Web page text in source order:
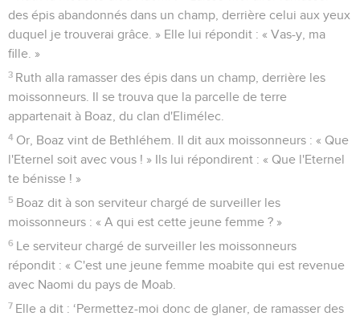
des épis abandonnés dans un champ, derrière celui aux yeux
duquel je trouverai grâce. » Elle lui répondit : « Vas-y, ma
fille. »
3 Ruth alla ramasser des épis dans un champ, derrière les
moissonneurs. Il se trouva que la parcelle de terre
appartenait à Boaz, du clan d'Elimélec.
4 Or, Boaz vint de Bethléhem. Il dit aux moissonneurs : « Que
l'Eternel soit avec vous ! » Ils lui répondirent : « Que l'Eternel
te bénisse ! »
5 Boaz dit à son serviteur chargé de surveiller les
moissonneurs : « A qui est cette jeune femme ? »
6 Le serviteur chargé de surveiller les moissonneurs
répondit : « C'est une jeune femme moabite qui est revenue
avec Naomi du pays de Moab.
7 Elle a dit : ‘Permettez-moi donc de glaner, de ramasser des